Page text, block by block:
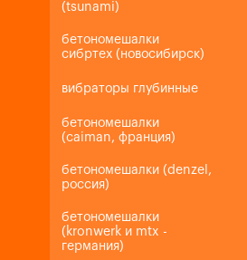
(tsunami)
бетономешалки
сибртех (новосибирск)
вибраторы глубинные
бетономешалки
(caiman, франция)
бетономешалки (denzel,
россия)
бетономешалки
(kronwerk и mtx -
германия)